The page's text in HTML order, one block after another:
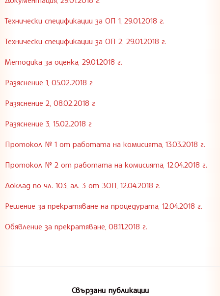
Технически спецификации за ОП 1, 29.01.2018 г.
Технически спецификации за ОП 2, 29.01.2018 г.
Методика за оценка, 29.01.2018 г.
Разяснение 1, 05.02.2018 г
Разяснение 2, 08.02.2018 г
Разяснение 3, 15.02.2018 г
Протокол № 1 от работата на комисията, 13.03.2018 г.
Протокол № 2 от работата на комисията, 12.04.2018 г.
Доклад по чл. 103, ал. 3 от ЗОП, 12.04.2018 г.
Решение за прекратяване на процедурата, 12.04.2018 г.
Обявление за прекратяване, 08.11.2018 г.
Свързани публикации